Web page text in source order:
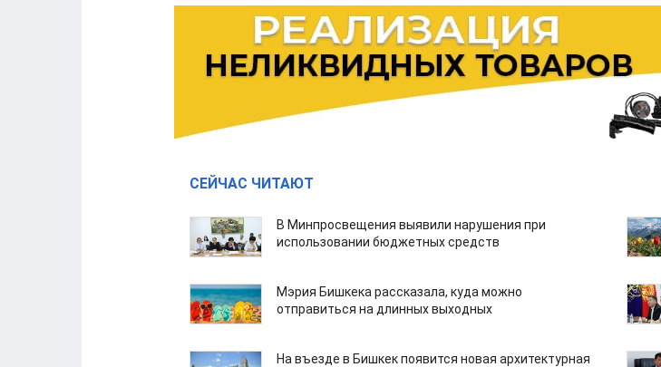
СЕЙЧАС ЧИТАЮТ
В Минпросвещения выявили нарушения при
использовании бюджетных средств
Мэрия Бишкека рассказала, куда можно
отправиться на длинных выходных
На въезде в Бишкек появится новая архитектурная